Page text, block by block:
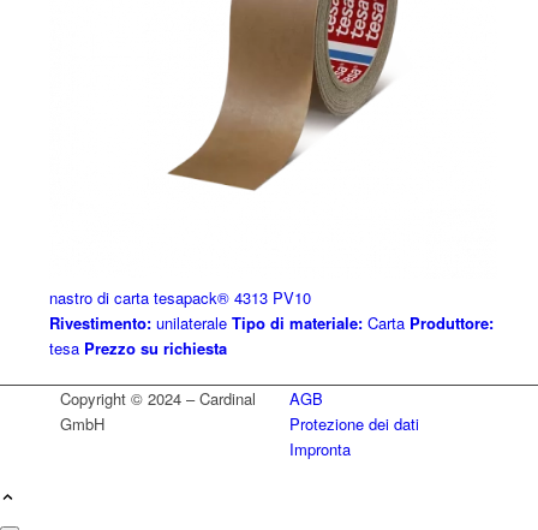
nastro di carta tesapack® 4313 PV10
Rivestimento:unilaterale Tipo di materiale:Carta Produttore:
tesa Prezzo su richiesta
Copyright © 2024 – Cardinal
GmbH
AGB
Protezione dei dati
Impronta